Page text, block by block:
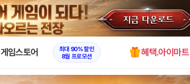
X
게임스토어
최대 90% 할인
8월 프로모션
혜택.아이마트